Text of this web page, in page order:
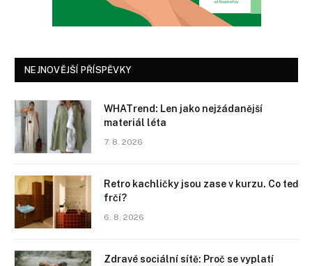
NEJNOVĚJŠÍ PŘÍSPĚVKY
WHATrend: Len jako nejžádanější
materiál léta
7. 8. 2026
Retro kachličky jsou zase v kurzu. Co teď
frčí?
6. 8. 2026
Zdravé sociální sítě: Proč se vyplatí